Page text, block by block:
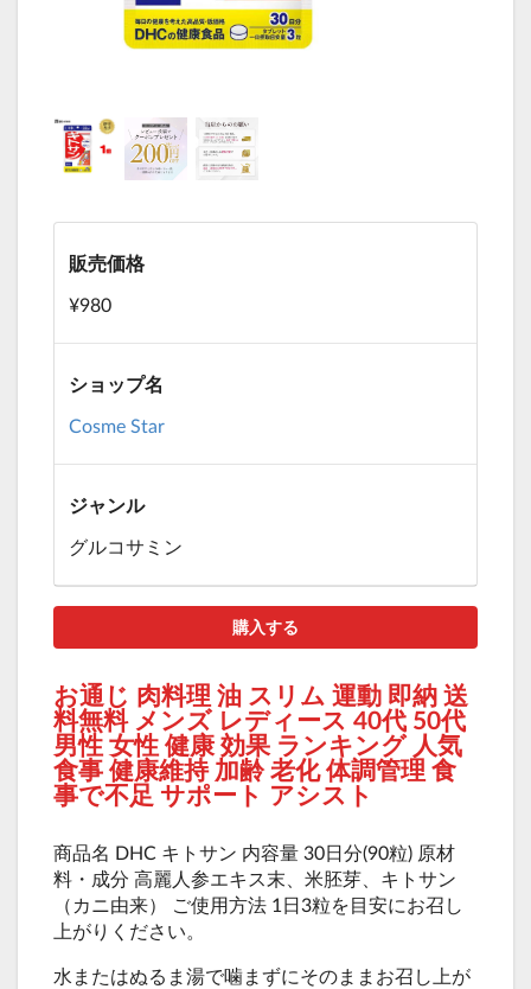
販売価格
¥980
ショップ名
Cosme Star
ジャンル
グルコサミン
購入する
お通じ 肉料理 油 スリム 運動 即納 送
料無料 メンズ レディース 40代 50代
男性 女性 健康 効果 ランキング 人気
食事 健康維持 加齢 老化 体調管理 食
事で不足 サポート アシスト
商品名 DHC キトサン 内容量 30日分(90粒) 原材
料・成分 高麗人参エキス末、米胚芽、キトサン
（カニ由来） ご使用方法 1日3粒を目安にお召し
上がりください。
水またはぬるま湯で噛まずにそのままお召し上が